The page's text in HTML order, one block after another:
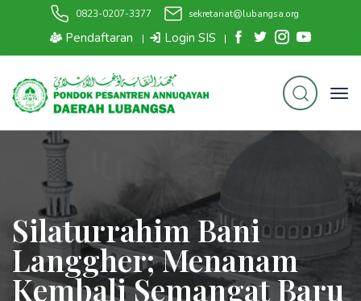
0823-0207-3377 sekretariat@lubangsa.org
Pendaftaran | Login SIS |
Silaturrahim Bani
Langgher; Menanam
Kembali Semangat Baru